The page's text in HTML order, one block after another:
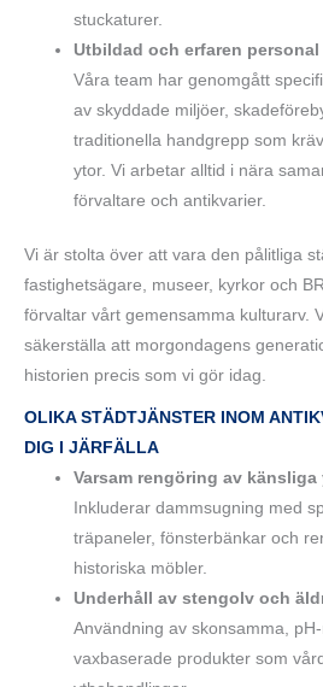
stuckaturer.
Utbildad och erfaren
Våra team har genomgått
av skyddade miljöer,
traditionella handgrepp som
ytor. Vi arbetar alltid i nära
förvaltare och antikvarier.
Vi är stolta över att vara den pålitliga
fastighetsägare, museer, kyrkor och
förvaltar vårt gemensamma kulturarv.
säkerställa att morgondagens
historien precis som vi gör idag.
OLIKA STÄDTJÄNSTER INOM
DIG I JÄRFÄLLA
Varsam rengöring av känsliga
Inkluderar dammsugning med
träpaneler, fönsterbänkar och
historiska möbler.
Underhåll av stengolv och
Användning av skonsamma,
vaxbaserade produkter som